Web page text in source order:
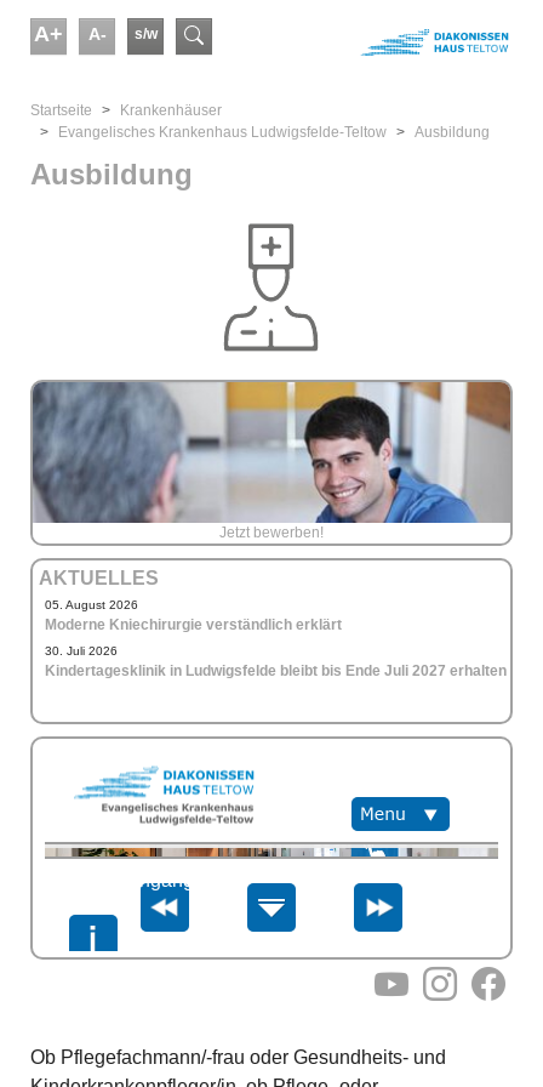
A+ A- s/w Suchformular
Startseite
Kranken­häuser
Evangelisches Krankenhaus Ludwigsfelde-Teltow
Ausbildung
Ausbildung
Jetzt bewerben!
AKTUELLES
05. August 2026
Moderne Kniechirurgie verständlich erklärt
30. Juli 2026
Kindertagesklinik in Ludwigsfelde bleibt bis Ende Juli 2027 erhalten
YouTubeInstagram
Ob Pflegefachmann/-frau oder Gesundheits- und